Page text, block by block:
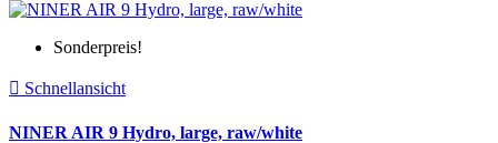
Sonderpreis!
 Schnellansicht
NINER AIR 9 Hydro, large, raw/white